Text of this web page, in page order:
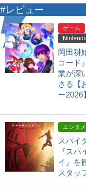
#レビュー
ゲーム
岡田耕
コード
業が深
さる【
ー2026
エンタメ
スパイ
『ス
イ』を
スタッ